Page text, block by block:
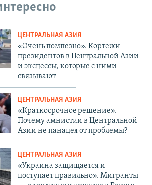
ЦЕНТРАЛЬНАЯ АЗИЯ
«Очень помпезно». Кортежи
президентов в Центральной Азии
и эксцессы, которые с ними
связывают
ЦЕНТРАЛЬНАЯ АЗИЯ
«Краткосрочное решение».
Почему амнистии в Центральной
Азии не панацея от проблемы?
ЦЕНТРАЛЬНАЯ АЗИЯ
«Украина защищается и
поступает правильно». Мигранты